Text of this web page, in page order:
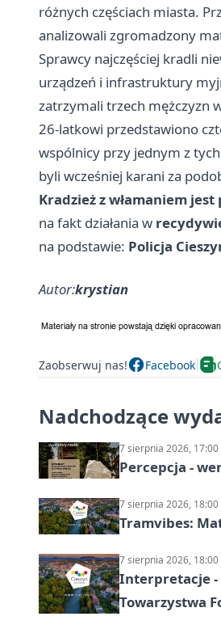
różnych częściach miasta.
analizowali zgromadzony
Sprawcy najczęściej kradli
urządzeń i infrastruktury
zatrzymali trzech mężczyzn
26-latkowi przedstawiono
wspólnicy przy jednym z
byli wcześniej karani za
Kradzież z włamaniem
na fakt działania w
na podstawie: Policja
Autor:krystian
Zaobserwuj nas! Facebook
Nadchodzące
7 sierpnia 2026, 17:00
Percepcja -
7 sierpnia 2026, 18:00
Tramvibes:
7 sierpnia 2026, 18:00
Interpretacje -
Towarzystwa